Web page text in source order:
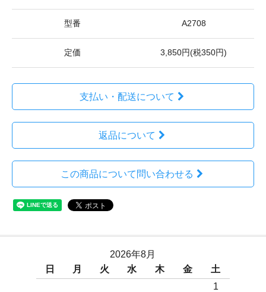
型番 A2708
定価 3,850円(税350円)
支払い・配送について
返品について
この商品について問い合わせる
2026年8月
日
月 火 水 木 金
土
1